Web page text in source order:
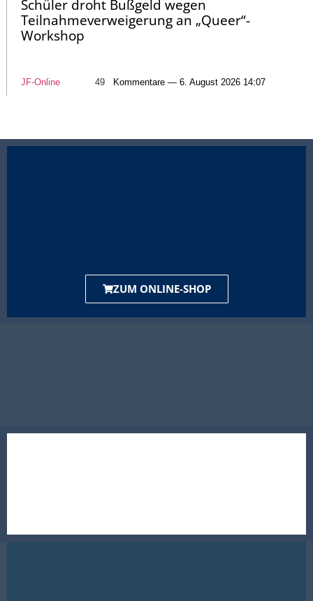
Schüler droht Bußgeld wegen
Teilnahmeverweigerung an „Queer“-
Workshop
JF-Online 49 Kommentare — 6. August 2026 14:07
ZUM ONLINE-SHOP